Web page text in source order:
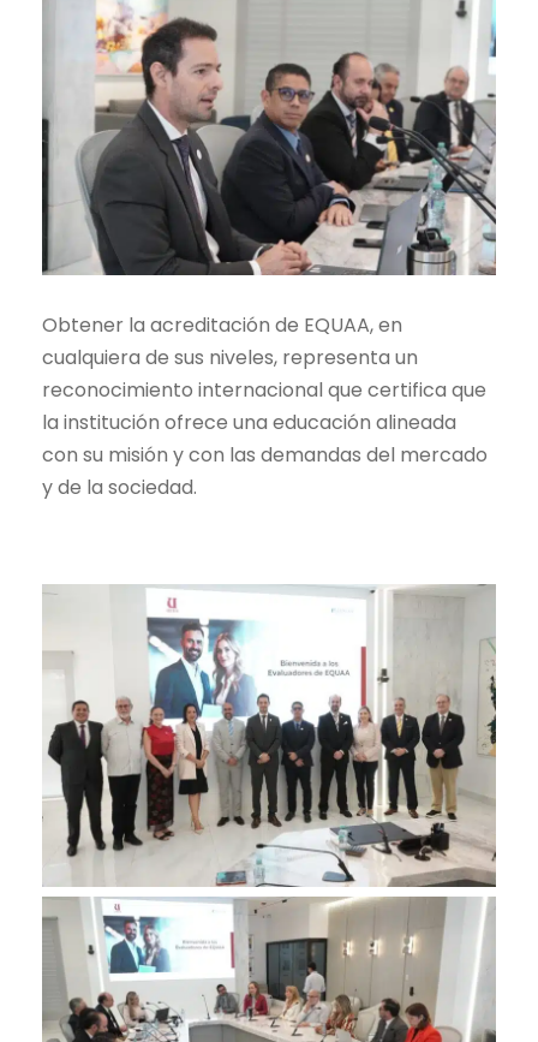
Obtener la acreditación de EQUAA, en
cualquiera de sus niveles, representa un
reconocimiento internacional que certifica que
la institución ofrece una educación alineada
con su misión y con las demandas del mercado
y de la sociedad.